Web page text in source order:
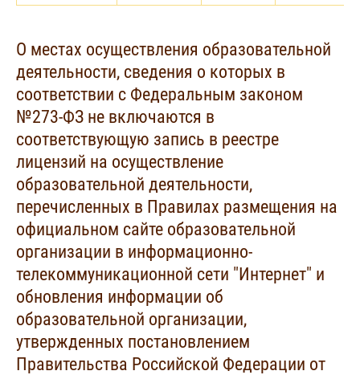
О местах осуществления образовательной
деятельности, сведения о которых в
соответствии с Федеральным законом
№273-ФЗ не включаются в
соответствующую запись в реестре
лицензий на осуществление
образовательной деятельности,
перечисленных в Правилах размещения на
официальном сайте образовательной
организации в информационно-
телекоммуникационной сети "Интернет" и
обновления информации об
образовательной организации,
утвержденных постановлением
Правительства Российской Федерации от